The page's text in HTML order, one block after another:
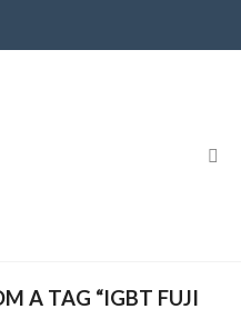
A TAG “IGBT FUJI